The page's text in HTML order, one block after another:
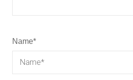
Name*